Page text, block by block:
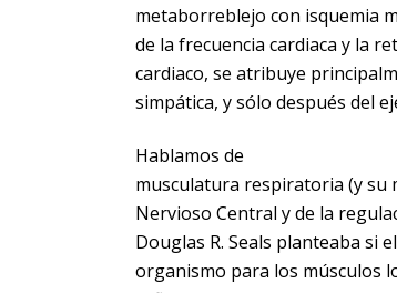
metaborreblejo con isquemia
de la frecuencia cardiaca y la
cardiaco, se atribuye
simpática, y sólo después del
Hablamos de
musculatura respiratoria (y su
Nervioso Central y de la
Douglas R. Seals planteaba si
organismo para los músculos